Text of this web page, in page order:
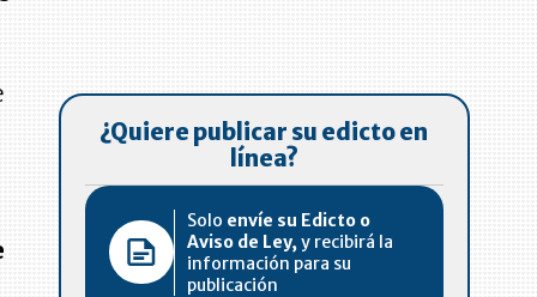
¿Quiere publicar su edicto en
línea?
Solo envíe su Edicto o
Aviso de Ley, y recibirá la
información para su
publicación